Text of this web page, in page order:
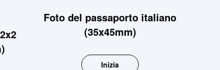
Foto del passaporto italiano
(35x45mm)
Inizia